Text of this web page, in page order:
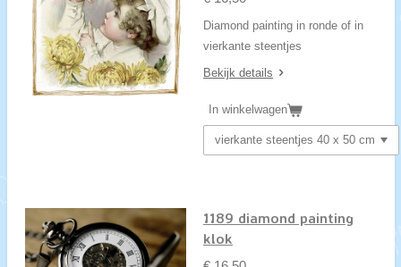
Diamond painting in ronde of in
vierkante steentjes
Bekijk details
In winkelwagen
1189 diamond painting
klok